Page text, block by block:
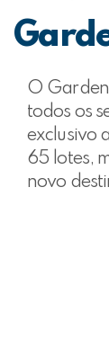
O
todos os
exclusivo
65 lotes,
novo